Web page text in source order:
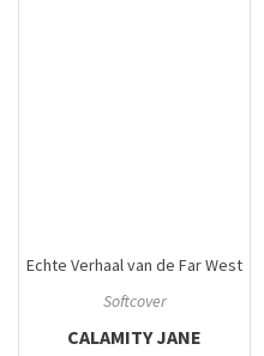
Echte Verhaal van de Far West
Softcover
CALAMITY JANE